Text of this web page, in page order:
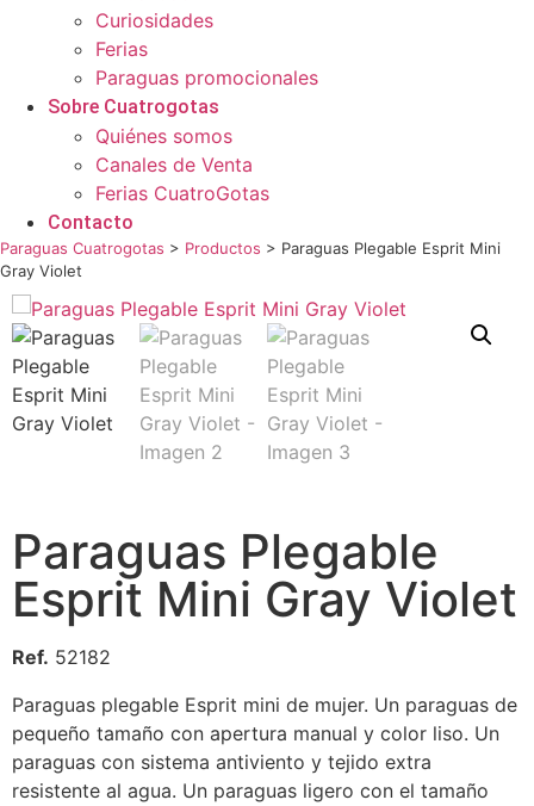
Curiosidades
Ferias
Paraguas promocionales
Sobre Cuatrogotas
Quiénes somos
Canales de Venta
Ferias CuatroGotas
Contacto
Paraguas Cuatrogotas > Productos > Paraguas Plegable Esprit Mini
Gray Violet
Paraguas Plegable
Esprit Mini Gray Violet
Ref. 52182
Paraguas plegable Esprit mini de mujer. Un paraguas de
pequeño tamaño con apertura manual y color liso. Un
paraguas con sistema antiviento y tejido extra
resistente al agua. Un paraguas ligero con el tamaño